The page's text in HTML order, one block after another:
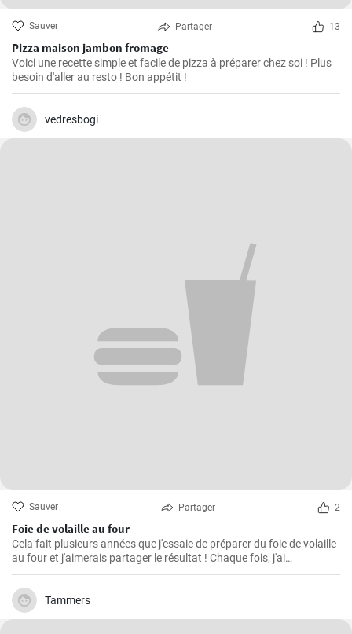
Sauver Partager 13
Pizza maison jambon fromage
Voici une recette simple et facile de pizza à préparer chez soi ! Plus
besoin d'aller au resto ! Bon appétit !
vedresbogi
Sauver Partager 2
Foie de volaille au four
Cela fait plusieurs années que j'essaie de préparer du foie de volaille
au four et j'aimerais partager le résultat ! Chaque fois, j'ai
légèrement modifié la recette jusqu'à ce que je parvienne à cette
recherche parfaitement friable, croustillante et savoureuse.
Tammers